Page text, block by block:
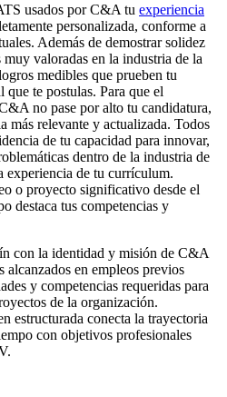
usados por C&A tu experiencia
personalizada, conforme a
Además de demostrar solidez
valoradas en la industria de la
medibles que prueben tu
te postulas. Para que el
no pase por alto tu candidatura,
más relevante y actualizada. Todos
de tu capacidad para innovar,
dentro de la industria de
experiencia de tu currículum.
o proyecto significativo desde el
destaca tus competencias y
con la identidad y misión de C&A
alcanzados en empleos previos
y competencias requeridas para
de la organización.
estructurada conecta la trayectoria
con objetivos profesionales